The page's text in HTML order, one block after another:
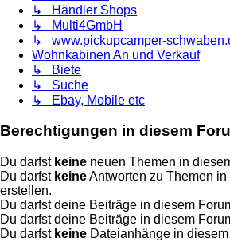
↳ Händler Shops
↳ Multi4GmbH
↳ www.pickupcamper-
Wohnkabinen An und Verkauf
↳ Biete
↳ Suche
↳ Ebay, Mobile etc
Berechtigungen in diesem
Du darfst keine neuen Themen in
Du darfst keineAntworten zu Themen
erstellen.
Du darfst deine Beiträge in diesem
Du darfst deine Beiträge in diesem
Du darfst keine Dateianhänge in